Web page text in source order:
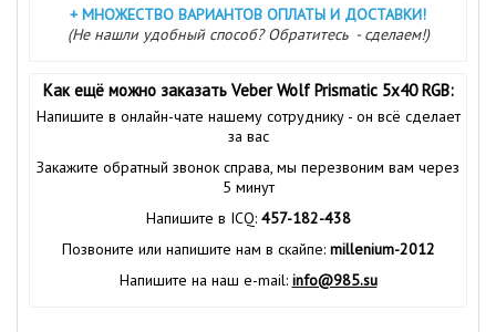
+ МНОЖЕСТВО ВАРИАНТОВ ОПЛАТЫ И ДОСТАВКИ!
(Не нашли удобный способ? Обратитесь - сделаем!)
Как ещё можно заказать Veber Wolf Prismatic 5х40 RGB:
Напишите в онлайн-чате нашему сотруднику - он всё сделает
за вас
Закажите обратный звонок справа, мы перезвоним вам через
5 минут
Напишите в ICQ: 457-182-438
Позвоните или напишите нам в скайпе: millenium-2012
Напишите на наш e-mail: info@985.su